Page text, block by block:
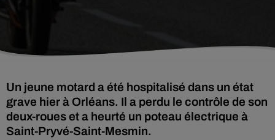
Un jeune motard a été hospitalisé dans un état
grave hier à Orléans. Il a perdu le contrôle de son
deux-roues et a heurté un poteau électrique à
Saint-Pryvé-Saint-Mesmin.